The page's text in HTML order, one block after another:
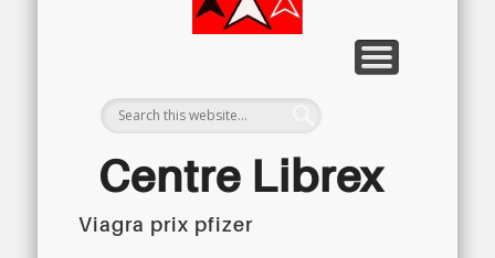
Centre Librex
Centre régional du Libre Examen
Viagra prix pfizer